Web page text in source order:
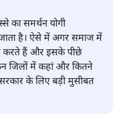
का समर्थन योगी
है। ऐसे में अगर समाज में
करते हैं और इसके पीछे
जिलों में कहां और कितने
सरकार के लिए बड़ी मुसीबत